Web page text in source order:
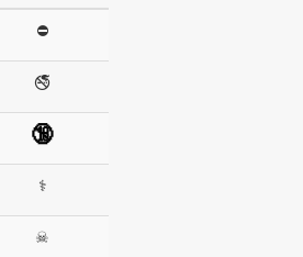
⛔
🚭
🔞
⚕
☠